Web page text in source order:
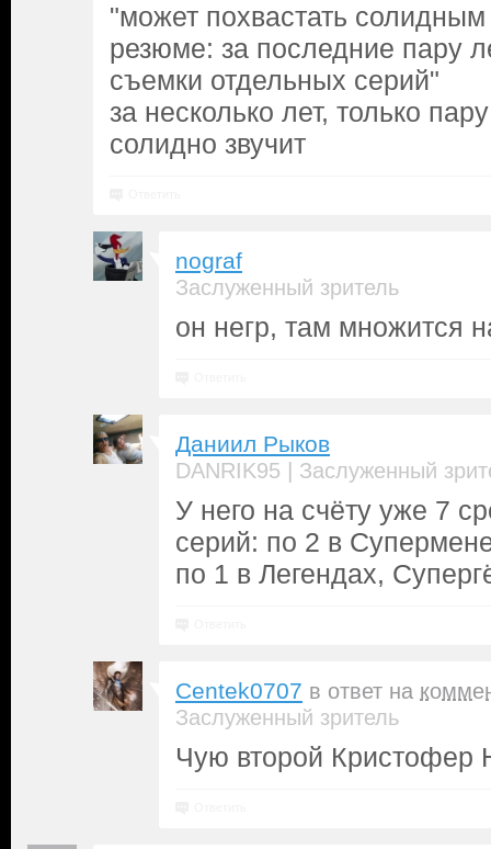
"может похвастать
резюме: за последние пару
съемки отдельных серий"
за несколько лет, только
солидно звучит
nograf
Заслуженный зритель
он негр, там множится
Даниил Рыков
DANRIK95 | Заслуженный
У него на счёту уже 7
серий: по 2 в
по 1 в Легендах,
Centek0707 в ответ на
Заслуженный зритель
Чую второй Кристофер